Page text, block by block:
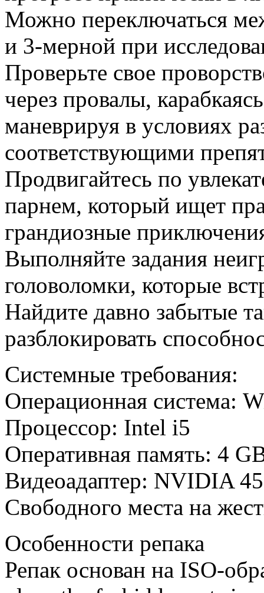
Можно переключаться
и 3-мерной при
Проверьте свое
через провалы,
маневрируя в условиях
соответствующими
Продвигайтесь по
парнем, который ищет
грандиозные
Выполняйте задания
головоломки, которые
Найдите давно забытые
разблокировать
Системные требования:
Операционная система:
Процессор: Intel i5
Оперативная память: 4
Видеоадаптер: NVIDIA
Свободного места на
Особенности репака
Репак основан на ISO-